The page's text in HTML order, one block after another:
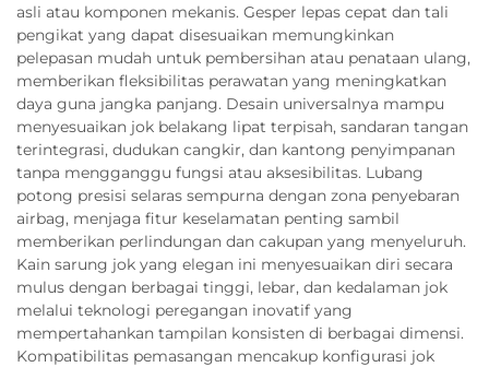
asli atau komponen mekanis. Gesper lepas cepat dan tali
pengikat yang dapat disesuaikan memungkinkan
pelepasan mudah untuk pembersihan atau penataan ulang,
memberikan fleksibilitas perawatan yang meningkatkan
daya guna jangka panjang. Desain universalnya mampu
menyesuaikan jok belakang lipat terpisah, sandaran tangan
terintegrasi, dudukan cangkir, dan kantong penyimpanan
tanpa mengganggu fungsi atau aksesibilitas. Lubang
potong presisi selaras sempurna dengan zona penyebaran
airbag, menjaga fitur keselamatan penting sambil
memberikan perlindungan dan cakupan yang menyeluruh.
Kain sarung jok yang elegan ini menyesuaikan diri secara
mulus dengan berbagai tinggi, lebar, dan kedalaman jok
melalui teknologi peregangan inovatif yang
mempertahankan tampilan konsisten di berbagai dimensi.
Kompatibilitas pemasangan mencakup konfigurasi jok